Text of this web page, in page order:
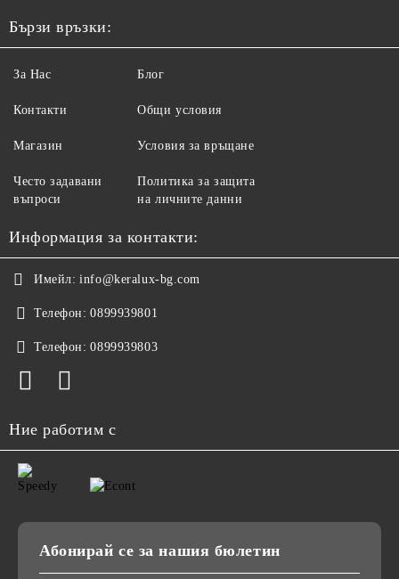
Бързи връзки:
За Нас
Контакти
Магазин
Често задавани
въпроси
Блог
Общи условия
Условия за връщане
Политика за защита
на личните данни
Информация за контакти:
Имейл: info@keralux-bg.com
Телефон: 0899939801
Телефон: 0899939803
Ние работим с
Абонирай се за нашия бюлетин